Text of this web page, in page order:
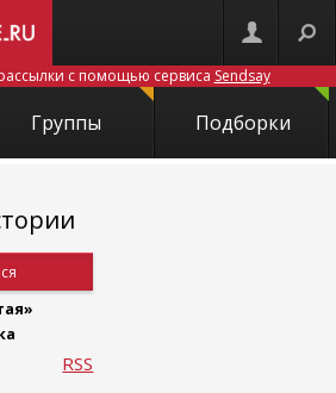
с помощью сервиса Sendsay
Группы Подборки
RSS